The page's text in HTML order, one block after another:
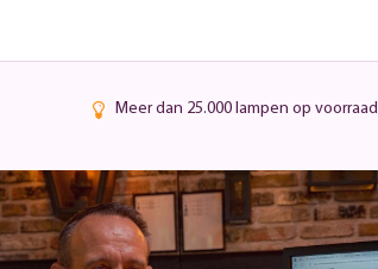
Meer dan 25.000 lampen op voorraad